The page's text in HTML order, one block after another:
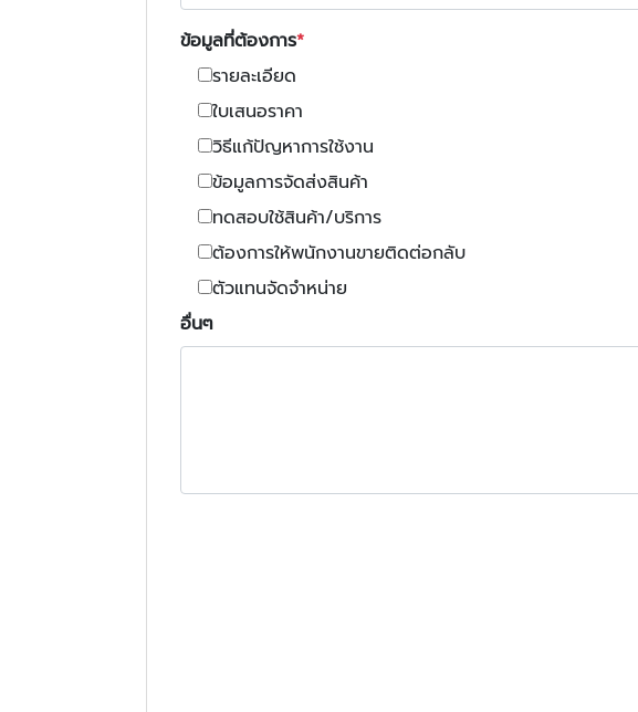
ข้อมูลที่ต้องการ
รายละเอียด
ใบเสนอราคา
วิธีแก้ปัญหาการใช้งาน
ข้อมูลการจัดส่งสินค้า
ทดสอบใช้สินค้า/บริการ
ต้องการให้พนักงานขายติดต่อกลับ
ตัวแทนจัดจำหน่าย
อื่นๆ